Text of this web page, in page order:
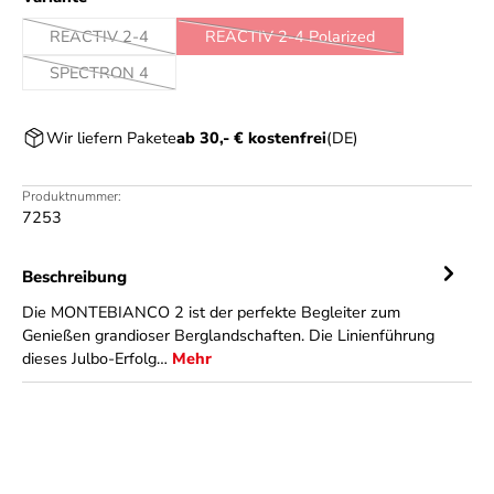
REACTIV 2-4
(Diese Option ist zurzeit nicht verfügbar.)
REACTIV 2-4 Polarized
(Diese Option ist zurzeit nicht
SPECTRON 4
(Diese Option ist zurzeit nicht verfügbar.)
Wir liefern Paketeab 30,- € kostenfrei(DE)
Produktnummer:
7253
Beschreibung
Die MONTEBIANCO 2 ist der perfekte Begleiter zum
Genießen grandioser Berglandschaften. Die Linienführung
dieses Julbo-Erfolg… Mehr